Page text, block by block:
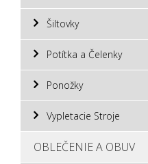
Šiltovky
Potítka a Čelenky
Ponožky
Vypletacie Stroje
OBLEČENIE A OBUV